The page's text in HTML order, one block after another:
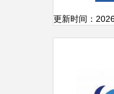
更新时间：